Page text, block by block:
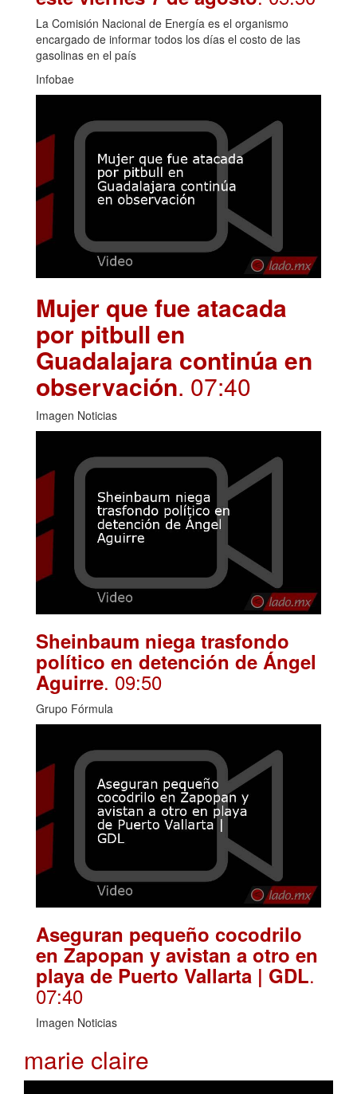
La Comisión Nacional de Energía es el organismo
encargado de informar todos los días el costo de las
gasolinas en el país
Infobae
Mujer que fue atacada
por pitbull en
Guadalajara continúa en
observación. 07:40
Imagen Noticias
Sheinbaum niega trasfondo
político en detención de Ángel
Aguirre. 09:50
Grupo Fórmula
Aseguran pequeño cocodrilo
en Zapopan y avistan a otro en
playa de Puerto Vallarta | GDL.
07:40
Imagen Noticias
marie claire